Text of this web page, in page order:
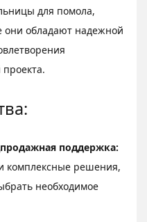
для помола,
обладают надежной
поддержка:
комплексные решения,
необходимое